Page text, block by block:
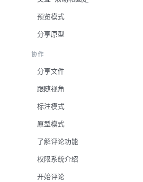
预览模式
分享原型
协作
分享文件
跟随视角
标注模式
原型模式
了解评论功能
权限系统介绍
开始评论